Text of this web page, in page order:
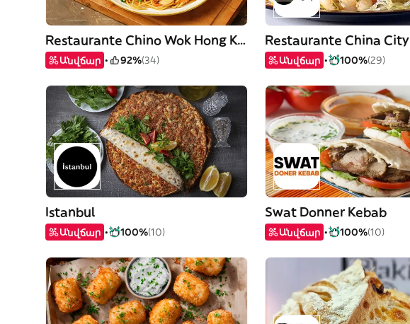
Restaurante Chino Wok Hong Kong
Անվճար 92%(34)
Restaurante China City
Անվճար 100%(29)
Istanbul
Անվճար 100%(10)
Swat Donner Kebab
Անվճար 100%(10)